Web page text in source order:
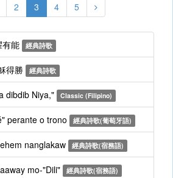
2 3 4 5
能 經典詩歌
得勝 經典詩歌
dibdib Niya," Classic (Filipino)
perante o trono 經典詩歌(葡萄牙語)
nanglakaw 經典詩歌(宿務語)
mo-"Dili" 經典詩歌(宿務語)